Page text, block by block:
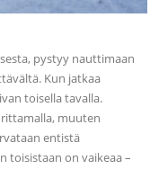
pystyy nauttimaan
Kun jatkaa
toisella tavalla.
muuten
entistä
toisistaan on vaikeaa –